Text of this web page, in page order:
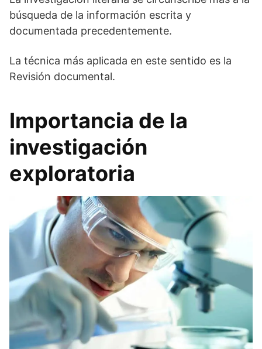
búsqueda de la información escrita y
documentada precedentemente.
La técnica más aplicada en este sentido es la
Revisión documental.
Importancia de la
investigación
exploratoria